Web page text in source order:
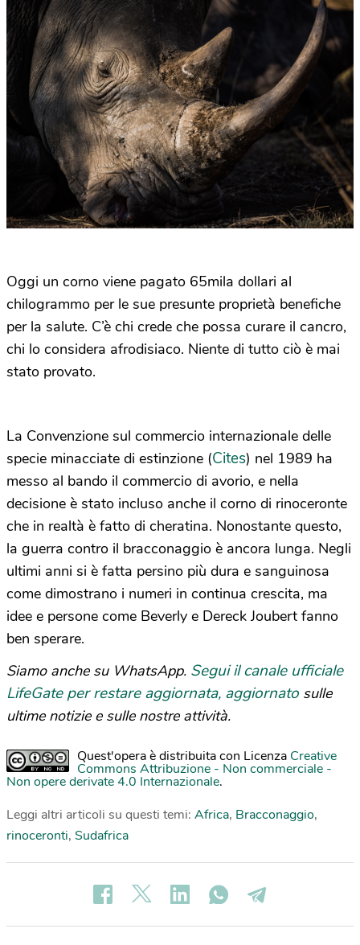
Oggi un corno viene pagato 65mila dollari al
chilogrammo per le sue presunte proprietà benefiche
per la salute. C’è chi crede che possa curare il cancro,
chi lo considera afrodisiaco. Niente di tutto ciò è mai
stato provato.
La Convenzione sul commercio internazionale delle
specie minacciate di estinzione (Cites) nel 1989 ha
messo al bando il commercio di avorio, e nella
decisione è stato incluso anche il corno di rinoceronte
che in realtà è fatto di cheratina. Nonostante questo,
la guerra contro il bracconaggio è ancora lunga. Negli
ultimi anni si è fatta persino più dura e sanguinosa
come dimostrano i numeri in continua crescita, ma
idee e persone come Beverly e Dereck Joubert fanno
ben sperare.
Siamo anche su WhatsApp. Segui il canale ufficiale
LifeGate per restare aggiornata, aggiornato sulle
ultime notizie e sulle nostre attività.
Quest'opera è distribuita con Licenza Creative
Commons Attribuzione - Non commerciale -
Non opere derivate 4.0 Internazionale.
Leggi altri articoli su questi temi: Africa, Bracconaggio,
rinoceronti, Sudafrica